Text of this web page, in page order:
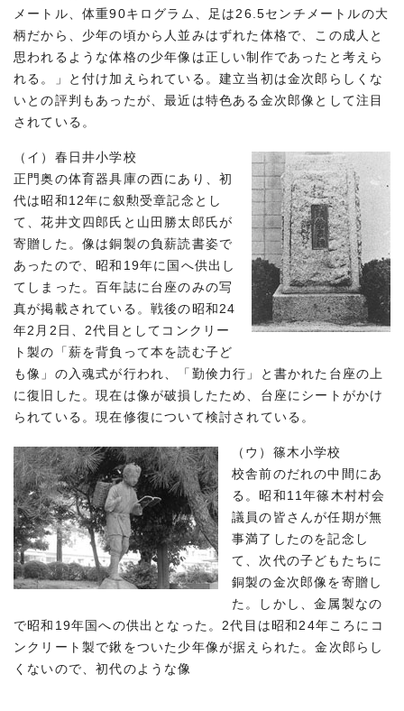
メートル、体重90キログラム、足は26.5センチメートルの大
柄だから、少年の頃から人並みはずれた体格で、この成人と
思われるような体格の少年像は正しい制作であったと考えら
れる。」と付け加えられている。建立当初は金次郎らしくな
いとの評判もあったが、最近は特色ある金次郎像として注目
されている。
（イ）春日井小学校
正門奥の体育器具庫の西にあり、初
代は昭和12年に叙勲受章記念とし
て、花井文四郎氏と山田勝太郎氏が
寄贈した。像は銅製の負薪読書姿で
あったので、昭和19年に国へ供出し
てしまった。百年誌に台座のみの写
真が掲載されている。戦後の昭和24
年2月2日、2代目としてコンクリー
ト製の「薪を背負って本を読む子ど
も像」の入魂式が行われ、「勤倹力行」と書かれた台座の上
に復旧した。現在は像が破損したため、台座にシートがかけ
られている。現在修復について検討されている。
（ウ）篠木小学校
校舎前のだれの中間にあ
る。昭和11年篠木村村会
議員の皆さんが任期が無
事満了したのを記念し
て、次代の子どもたちに
銅製の金次郎像を寄贈し
た。しかし、金属製なの
で昭和19年国への供出となった。2代目は昭和24年ころにコ
ンクリート製で鍬をついた少年像が据えられた。金次郎らし
くないので、初代のような像